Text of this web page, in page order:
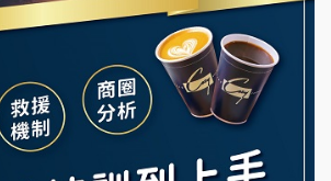
步藍咖啡加盟說明會
盟說明會
會會